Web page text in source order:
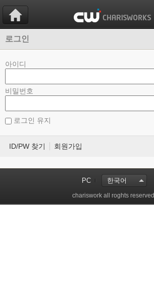
로그인
아이디
비밀번호
로그인 유지
ID/PW 찾기 회원가입
PC 한국어
chariswork all roghts reserved